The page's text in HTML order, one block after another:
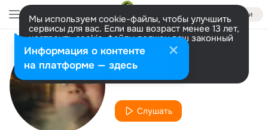
Войти
Мы используем cookie-файлы, чтобы улучшить
сервисы для вас. Если ваш возраст менее 13 лет,
настроить cookie-файлы должен ваш законный
представитель. Больше информации
Разрешить все Настроить
Исполнитель
YUNG XANAX
Слушать
Информация о контенте
на платформе — здесь